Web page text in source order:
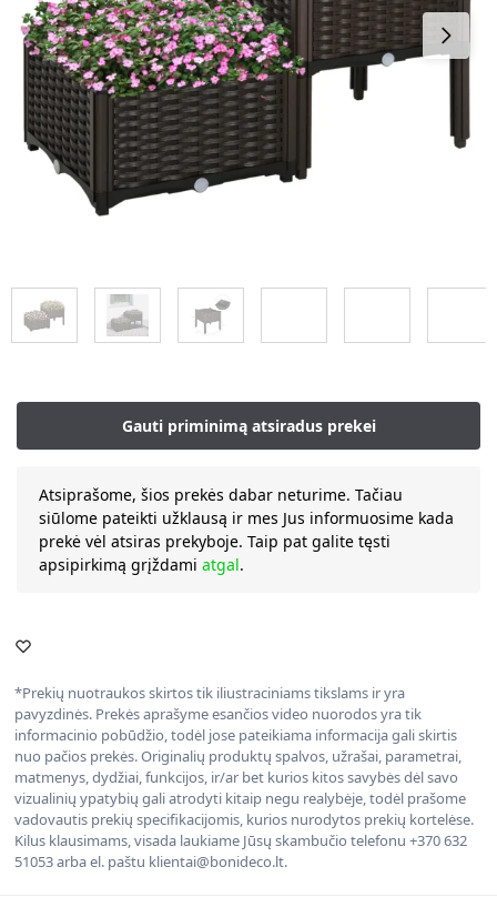
Atsiprašome, šios prekės dabar neturime. Tačiau
siūlome pateikti užklausą ir mes Jus informuosime kada
prekė vėl atsiras prekyboje. Taip pat galite tęsti
apsipirkimą grįždami atgal.
*Prekių nuotraukos skirtos tik iliustraciniams tikslams ir yra
pavyzdinės. Prekės aprašyme esančios video nuorodos yra tik
informacinio pobūdžio, todėl jose pateikiama informacija gali skirtis
nuo pačios prekės. Originalių produktų spalvos, užrašai, parametrai,
matmenys, dydžiai, funkcijos, ir/ar bet kurios kitos savybės dėl savo
vizualinių ypatybių gali atrodyti kitaip negu realybėje, todėl prašome
vadovautis prekių specifikacijomis, kurios nurodytos prekių kortelėse.
Kilus klausimams, visada laukiame Jūsų skambučio telefonu +370 632
51053 arba el. paštu klientai@bonideco.lt.